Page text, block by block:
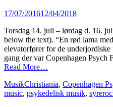
Posted
17/07/201612/04/2018
Torsdag 14. juli – lørdag d. 16.
below the text). “En rød lama
elevatorfører for de
gang der var Copenhagen Psych
Read More…
Categories
MusikTags
Christiania, Copenhagen
music, psykedelisk musik,